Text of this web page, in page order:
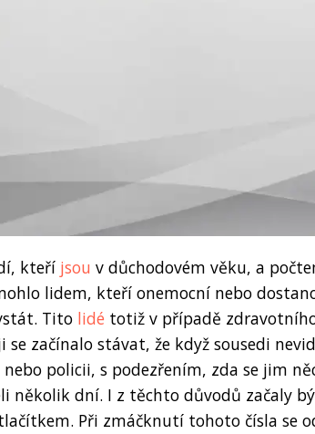
kteří jsou v důchodovém věku, a
lidem, kteří onemocní nebo
Tito lidé totiž v případě
začínalo stávat, že když sousedi
policii, s podezřením, zda se jim
několik dní. I z těchto důvodů začaly
Při zmáčknutí tohoto čísla se